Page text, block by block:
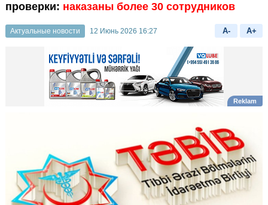
проверки: наказаны более 30 сотрудников
Актуальные новости 12 Июнь 2026 16:27 A- A+